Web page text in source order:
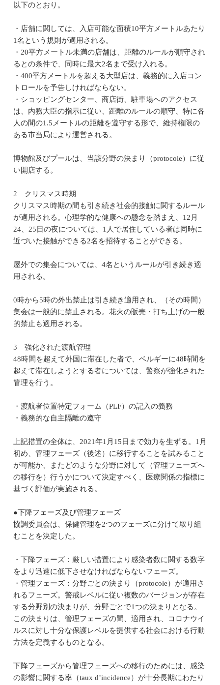
以下のとおり。
・店舗に関しては、入店可能な面積10平方メートルあたり
1名という規則が適用される。
・20平方メートル未満の店舗は、距離のルールが順守され
るとの条件で、同時に最大2名まで受け入れる。
・400平方メートルを超える大型店は、義務的に入店コン
トロールを予告しければならない。
・ショッピングセンター、商店街、駐車場へのアクセス
は、内務大臣の指示に従い、距離のルールの順守、特に各
人の間の1.5メートルの距離を遵守する形で、維持権限の
ある市当局により運営される。
博物館及びプールは、当該分野の決まり（protocole）に従
い開店する。
2 クリスマス時期
クリスマス時期の間も引き続き社会的接触に関するルール
が適用される。心理学的な健康への懸念を踏まえ、12月
24、25日の夜については、1人で居住している者は同時に
近づいた接触ができる2名を招待することができる。
屋外での集会については、4名というルールが引き続き適
用される。
0時から5時の外出禁止は引き続き適用され、（その時間）
集会は一般的に禁止される。花火の販売・打ち上げの一般
的禁止も適用される。
3 強化された渡航管理
48時間を超えて外国に滞在した者で、ベルギーに48時間を
超えて滞在しようとする者については、警察が強化された
管理を行う。
・渡航者位置特定フォーム（PLF）の記入の義務
・義務的な自主隔離の遵守
上記措置の全体は、2021年1月15日まで効力を生ずる。1月
初め、管理フェーズ（後述）に移行することを試みること
が可能か、またどのような分野に対して（管理フェーズへ
の移行を）行うかについて決定すべく、医療関係の指標に
基づく評価が実施される。
●下降フェーズ及び管理フェーズ
協調委員会は、保健管理を2つのフェーズに分けて取り組
むことを決定した。
・下降フェーズ：厳しい措置により感染者数に関する数字
をより迅速に低下させなければならないフェーズ。
・管理フェーズ：分野ごとの決まり（protocole）が適用さ
れるフェーズ。警戒レベルに従い複数のバージョンが存在
する分野別の決まりが、分野ごとで1つの決まりとなる。
この決まりは、管理フェーズの間、適用され、コロナウイ
ルスに対し十分な保護レベルを提供する社会における行動
方法を定義するものとなる。
下降フェーズから管理フェーズへの移行のためには、感染
の影響に関する率（taux d’incidence）が十分長期にわたり